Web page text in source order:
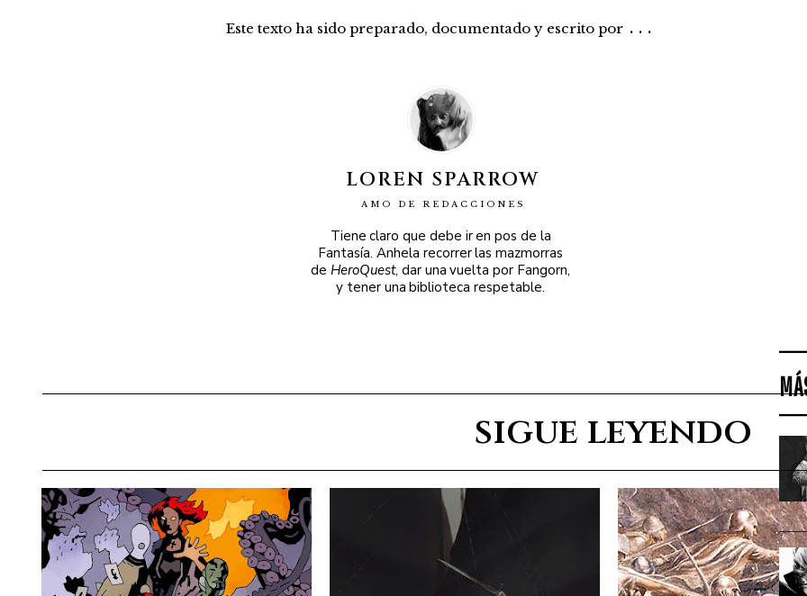
Este texto ha sido preparado, documentado y escrito por ...
LOREN SPARROW
AMO DE REDACCIONES
Tiene claro que debe ir en pos de la
Fantasía. Anhela recorrer las mazmorras
de HeroQuest, dar una vuelta por Fangorn,
y tener una biblioteca respetable.
sigue leyendo